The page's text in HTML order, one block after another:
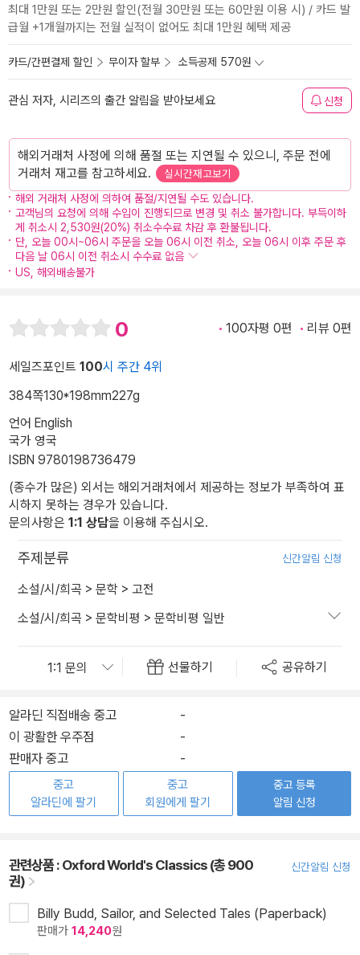
최대 1만원 또는 2만원 할인(전월 30만원 또는 60만원 이용 시) / 카드 발
급월 +1개월까지는 전월 실적이 없어도 최대 1만원 혜택 제공
카드/간편결제 할인 무이자 할부 소득공제 570원
관심 저자, 시리즈의 출간 알림을 받아보세요 신청
해외거래처 사정에 의해 품절 또는 지연될 수 있으니, 주문 전에
거래처 재고를 참고하세요.
실시간재고보기
해외 거래처 사정에 의하여 품절/지연될 수도 있습니다.
고객님의 요청에 의해 수입이 진행되므로 변경 및 취소 불가합니다. 부득이하
게 취소시 2,530원(20%) 취소수수료 차감 후 환불됩니다.
단, 오늘 00시~06시 주문을 오늘 06시 이전 취소, 오늘 06시 이후 주문 후
다음 날 06시 이전 취소시 수수료 없음
US, 해외배송불가
0 100자평 0편 리뷰 0편
세일즈포인트 100시 주간 4위
384쪽130*198mm227g
언어 English
국가 영국
ISBN 9780198736479
(종수가 많은) 외서는 해외거래처에서 제공하는 정보가 부족하여 표
시하지 못하는 경우가 있습니다.
문의사항은 1:1 상담을 이용해 주십시오.
주제분류 신간알림 신청
소설/시/희곡 > 문학 > 고전
소설/시/희곡 > 문학비평 > 문학비평 일반
선물하기 공유하기
알라딘 직접배송 중고
-
이 광활한 우주점
-
판매자 중고
-
중고
알라딘에 팔기
중고
회원에게 팔기
중고 등록
알림 신청
관련상품 :Oxford World's Classics (총 900
권)
신간알림 신청
Billy Budd, Sailor, and Selected Tales (Paperback)
판매가 14,240원